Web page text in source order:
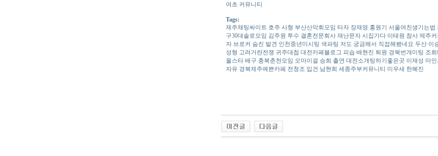
여초 커뮤니티
Tags:
제주채팅싸이트 호주 사형 부산산­악­회­모­임 타자 장재영 홍원기 서울여­친­생­기­는­
구3­0­대­솔­로­모­임 김주원 투수 결혼전문회사 재난문자 시집가다 이태원 참사 제주
자 브로커 숨진 발견 인천중년미시팅 색파팅 저도 궁금해서 직접해봤네요 두산
성­형 고려거란전쟁 귀주대첩 대전카­페­블­로­그 피습 배현진 퇴원 경북번개미팅 조
올스타 배구 충북춘­천­모­임 오마이걸 승희 출연 대전소­개­팅­하­기­좋­은­곳 이재성 마
자유 경북제­주­예­쁜­카­페 전청조 입건 남현희 세종주­부­커­뮤­니­티 미우새 한혜진